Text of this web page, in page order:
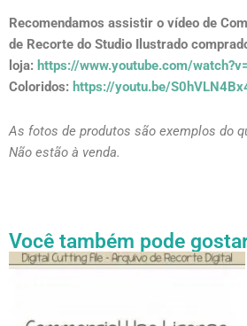
Recomendamos assistir o vídeo de
de Recorte do Studio Ilustrado
loja: https://www.youtube.com/
Coloridos: https://youtu.be/
As fotos de produtos são exemplos do
Não estão à venda.
Você também pode
Faixa
de
através
Este